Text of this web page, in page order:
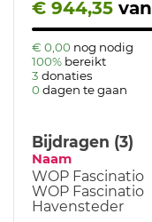
€ 944,35 van
€ 0,00 nog nodig
100% bereikt
3 donaties
0 dagen te gaan
Bijdragen (3)
Naam
WOP Fascinatio
WOP Fascinatio
Havensteder